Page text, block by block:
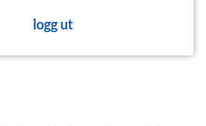
logg ut